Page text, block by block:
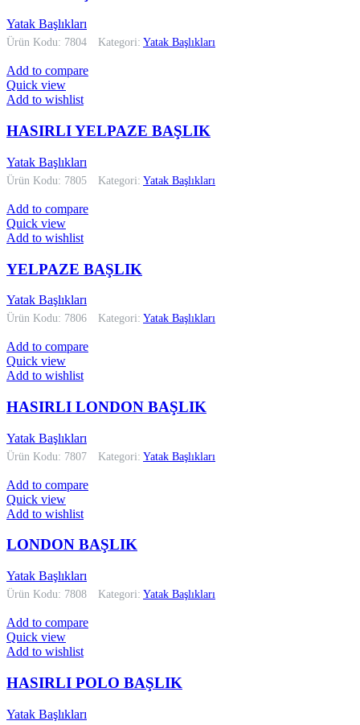
Yatak Başlıkları
Ürün Kodu: 7804 Kategori: Yatak Başlıkları
Add to compare
Quick view
Add to wishlist
HASIRLI YELPAZE BAŞLIK
Yatak Başlıkları
Ürün Kodu: 7805 Kategori: Yatak Başlıkları
Add to compare
Quick view
Add to wishlist
YELPAZE BAŞLIK
Yatak Başlıkları
Ürün Kodu: 7806 Kategori: Yatak Başlıkları
Add to compare
Quick view
Add to wishlist
HASIRLI LONDON BAŞLIK
Yatak Başlıkları
Ürün Kodu: 7807 Kategori: Yatak Başlıkları
Add to compare
Quick view
Add to wishlist
LONDON BAŞLIK
Yatak Başlıkları
Ürün Kodu: 7808 Kategori: Yatak Başlıkları
Add to compare
Quick view
Add to wishlist
HASIRLI POLO BAŞLIK
Yatak Başlıkları